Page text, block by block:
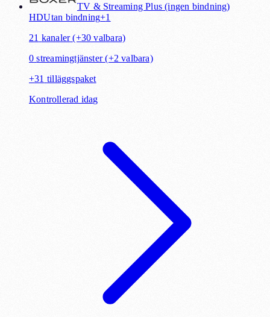
TV & Streaming Plus (ingen bindning)
HDUtan bindning+1
21 kanaler (+30 valbara)
0 streamingtjänster (+2 valbara)
+31 tilläggspaket
Kontrollerad idag